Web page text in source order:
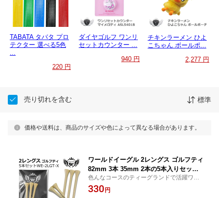
TABATA タバタ プロ
テクター 選べる5色
220 円
ダイヤゴルフ ワンリ
セットカウンター ...
940 円
チキンラーメン ひよ
こちゃん ボールポ...
2,277 円
売り切れを含む 標準
価格や送料は、商品のサイズや色によって異なる場合があります。
ワールドイーグル 2レングス ゴルフティ
82mm 3本 35mm 2本の5本入りセッ
ト 色んなコースのティーグランドで活
躍
色んなコースのティーグランドで活躍ワー
ルドイーグル 2レングス ゴルフティ 82mm
3本 35mm 2本
330 円